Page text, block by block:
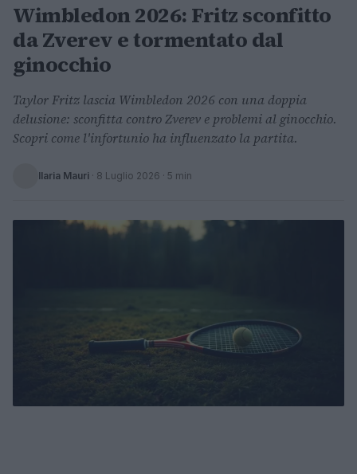
Wimbledon 2026: Fritz sconfitto
da Zverev e tormentato dal
ginocchio
Taylor Fritz lascia Wimbledon 2026 con una doppia
delusione: sconfitta contro Zverev e problemi al ginocchio.
Scopri come l'infortunio ha influenzato la partita.
Ilaria Mauri · 8 Luglio 2026 · 5 min